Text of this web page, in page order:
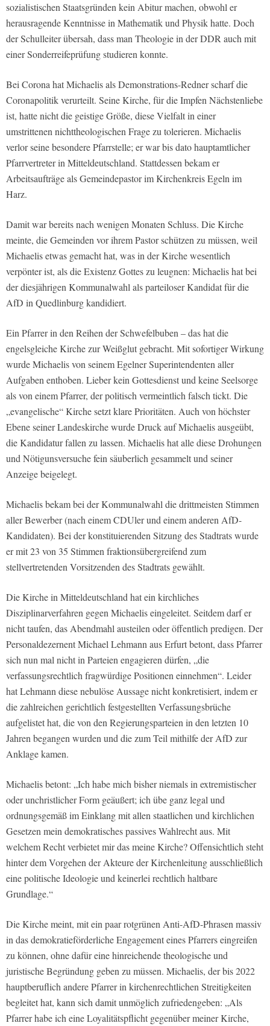
sozialistischen Staatsgründen kein Abitur machen, obwohl er
herausragende Kenntnisse in Mathematik und Physik hatte. Doch
der Schulleiter übersah, dass man Theologie in der DDR auch mit
einer Sonderreifeprüfung studieren konnte.
Bei Corona hat Michaelis als Demonstrations-Redner scharf die
Coronapolitik verurteilt. Seine Kirche, für die Impfen Nächstenliebe
ist, hatte nicht die geistige Größe, diese Vielfalt in einer
umstrittenen nichttheologischen Frage zu tolerieren. Michaelis
verlor seine besondere Pfarrstelle; er war bis dato hauptamtlicher
Pfarrvertreter in Mitteldeutschland. Stattdessen bekam er
Arbeitsaufträge als Gemeindepastor im Kirchenkreis Egeln im
Harz.
Damit war bereits nach wenigen Monaten Schluss. Die Kirche
meinte, die Gemeinden vor ihrem Pastor schützen zu müssen, weil
Michaelis etwas gemacht hat, was in der Kirche wesentlich
verpönter ist, als die Existenz Gottes zu leugnen: Michaelis hat bei
der diesjährigen Kommunalwahl als parteiloser Kandidat für die
AfD in Quedlinburg kandidiert.
Ein Pfarrer in den Reihen der Schwefelbuben – das hat die
engelsgleiche Kirche zur Weißglut gebracht. Mit sofortiger Wirkung
wurde Michaelis von seinem Egelner Superintendenten aller
Aufgaben enthoben. Lieber kein Gottesdienst und keine Seelsorge
als von einem Pfarrer, der politisch vermeintlich falsch tickt. Die
„evangelische“ Kirche setzt klare Prioritäten. Auch von höchster
Ebene seiner Landeskirche wurde Druck auf Michaelis ausgeübt,
die Kandidatur fallen zu lassen. Michaelis hat alle diese Drohungen
und Nötigunsversuche fein säuberlich gesammelt und seiner
Anzeige beigelegt.
Michaelis bekam bei der Kommunalwahl die drittmeisten Stimmen
aller Bewerber (nach einem CDUler und einem anderen AfD-
Kandidaten). Bei der konstituierenden Sitzung des Stadtrats wurde
er mit 23 von 35 Stimmen fraktionsübergreifend zum
stellvertretenden Vorsitzenden des Stadtrats gewählt.
Die Kirche in Mitteldeutschland hat ein kirchliches
Disziplinarverfahren gegen Michaelis eingeleitet. Seitdem darf er
nicht taufen, das Abendmahl austeilen oder öffentlich predigen. Der
Personaldezernent Michael Lehmann aus Erfurt betont, dass Pfarrer
sich nun mal nicht in Parteien engagieren dürfen, „die
verfassungsrechtlich fragwürdige Positionen einnehmen“. Leider
hat Lehmann diese nebulöse Aussage nicht konkretisiert, indem er
die zahlreichen gerichtlich festgestellten Verfassungsbrüche
aufgelistet hat, die von den Regierungsparteien in den letzten 10
Jahren begangen wurden und die zum Teil mithilfe der AfD zur
Anklage kamen.
Michaelis betont: „Ich habe mich bisher niemals in extremistischer
oder unchristlicher Form geäußert; ich übe ganz legal und
ordnungsgemäß im Einklang mit allen staatlichen und kirchlichen
Gesetzen mein demokratisches passives Wahlrecht aus. Mit
welchem Recht verbietet mir das meine Kirche? Offensichtlich steht
hinter dem Vorgehen der Akteure der Kirchenleitung ausschließlich
eine politische Ideologie und keinerlei rechtlich haltbare
Grundlage.“
Die Kirche meint, mit ein paar rotgrünen Anti-AfD-Phrasen massiv
in das demokratieförderliche Engagement eines Pfarrers eingreifen
zu können, ohne dafür eine hinreichende theologische und
juristische Begründung geben zu müssen. Michaelis, der bis 2022
hauptberuflich andere Pfarrer in kirchenrechtlichen Streitigkeiten
begleitet hat, kann sich damit unmöglich zufriedengeben: „Als
Pfarrer habe ich eine Loyalitätspflicht gegenüber meiner Kirche,